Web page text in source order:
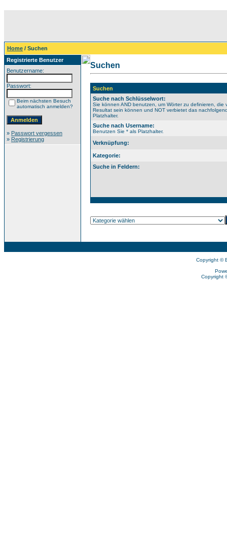
Home / Suchen
Registrierte Benutzer
Benutzername:
Passwort:
Beim nächsten Besuch
automatisch anmelden?
» Passwort vergessen
» Registrierung
Suchen
Suchen
Suche nach Schlüsselwort:
Sie können AND benutzen, um Wörter zu definieren, die
Resultat sein können und NOT verbietet das
Platzhalter.
Suche nach Username:
Benutzen Sie * als Platzhalter.
Verknüpfung:
Kategorie:
Suche in Feldern:
Copyright ©
Copyright